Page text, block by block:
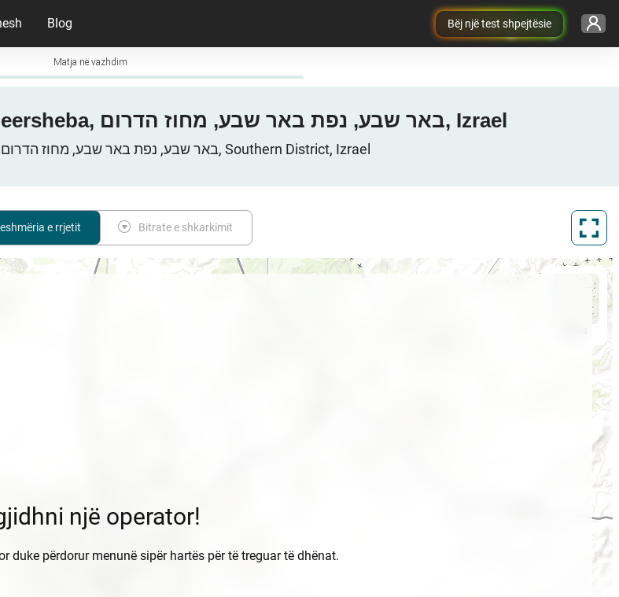
Bëj një test shpejtësie
Blog
Matja në vazhdim
Harta e mbulimit 3G / 4G / 5G në Beersheba, באר שבע, נפת באר שבע, מחוז הדרום, Izrael
Rrjetet celulare në Beersheba, באר שבע, נפת באר שבע, מחוז הדרום, Southern District, Izrael
e rrjetit Bitrate e shkarkimit
një operator!
duke përdorur menunë sipër hartës për të treguar të dhënat.